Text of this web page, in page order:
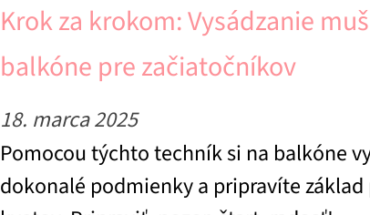
Krok za krokom: Vysádzanie
balkóne pre začiatočníkov
18. marca 2025
Pomocou týchto techník si na balkóne
dokonalé podmienky a pripravíte